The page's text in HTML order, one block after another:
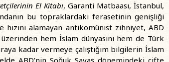
El Kitabı, Garanti Matbaası, İstanbul,
bu topraklardaki ferasetinin genişliği
alamayan antikomünist zihniyet, ABD
hem İslam dünyasını hem de Türk
kadar vermeye çalıştığım bilgilerin İslam
ABD’nin Soğuk Savaş dönemindeki çifte